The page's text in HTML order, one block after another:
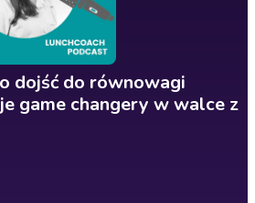
dojść do równowagi
game changery w walce z